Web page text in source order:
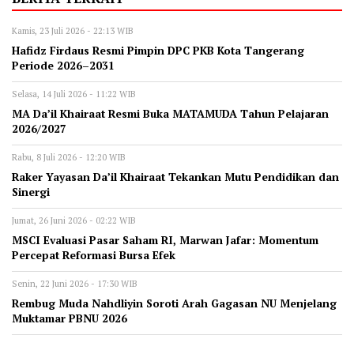
Kamis, 23 Juli 2026 - 22:13 WIB
Hafidz Firdaus Resmi Pimpin DPC PKB Kota Tangerang
Periode 2026–2031
Selasa, 14 Juli 2026 - 11:22 WIB
MA Da’il Khairaat Resmi Buka MATAMUDA Tahun Pelajaran
2026/2027
Rabu, 8 Juli 2026 - 12:20 WIB
Raker Yayasan Da’il Khairaat Tekankan Mutu Pendidikan dan
Sinergi
Jumat, 26 Juni 2026 - 02:22 WIB
MSCI Evaluasi Pasar Saham RI, Marwan Jafar: Momentum
Percepat Reformasi Bursa Efek
Senin, 22 Juni 2026 - 17:30 WIB
Rembug Muda Nahdliyin Soroti Arah Gagasan NU Menjelang
Muktamar PBNU 2026